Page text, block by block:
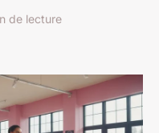
de lecture